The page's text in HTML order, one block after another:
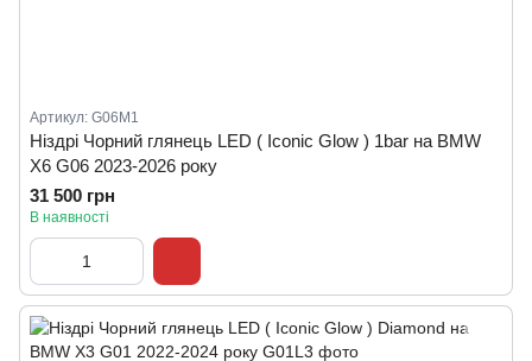
Артикул: G06M1
Ніздрі Чорний глянець LED ( Iconic Glow ) 1bar на BMW
X6 G06 2023-2026 року
31 500 грн
В наявності